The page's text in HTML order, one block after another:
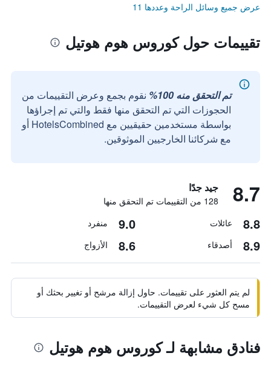
عرض جميع وسائل الراحة وعددها 11
تقييمات حول كوروس هوم هوتيل
تم التحقق منه 100%
نقوم بجمع وعرض التقييمات من
الحجوزات التي تم التحقق منها فقط والتي تم إجراؤها
بواسطة مستخدمين حقيقيين مع HotelsCombined أو
مع شركائنا الخارجيين الموثوقين.
8.7 جيد جدًا
128 من التقييمات تم التحقق منها
8.8 عائلات 9.0 منفرد
8.9 أصدقاء 8.6 الأزواج
لم يتم العثور على تقييمات. حاول إزالة مرشح أو تغيير بحثك أو
مسح كل شيء لعرض التقييمات.
فنادق مشابهة لـ كوروس هوم هوتيل